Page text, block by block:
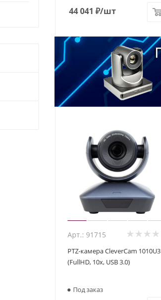
44 041 ₽/шт
Арт.: 91715
PTZ-камера CleverCam 1010U3
(FullHD, 10x, USB 3.0)
Под заказ